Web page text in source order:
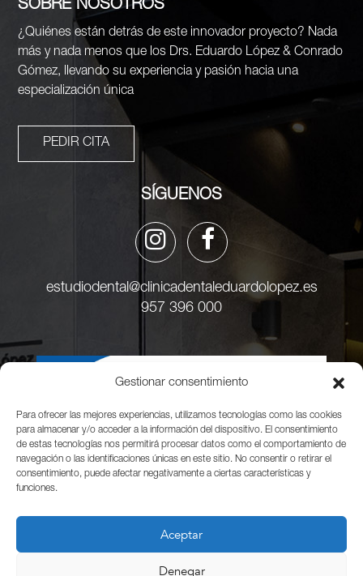
Gestionar consentimiento
Para ofrecer las mejores experiencias, utilizamos tecnologías como las cookies
para almacenar y/o acceder a la información del dispositivo. El consentimiento
de estas tecnologías nos permitirá procesar datos como el comportamiento de
navegación o las identificaciones únicas en este sitio. No consentir o retirar el
consentimiento, puede afectar negativamente a ciertas características y
funciones.
Aceptar
Denegar
SOBRE NOSOTROS
¿Quiénes están detrás de este innovador proyecto? Nada
más y nada menos que los Drs. Eduardo López & Conrado
Gómez, llevando su experiencia y pasión hacia una
especialización única
PEDIR CITA
SÍGUENOS
estudiodental@clinicadentaleduardolopez.es
957 396 000